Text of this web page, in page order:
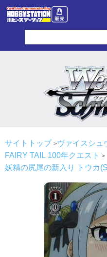
サイトトップ
ヴァイスシュ
FAIRY TAIL 100年クエスト
妖精の尻尾の新入り トウカ